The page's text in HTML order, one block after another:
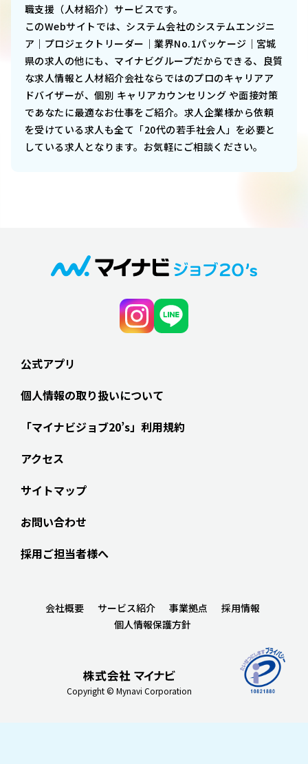
職支援（人材紹介）サービスです。
このWebサイトでは、 システム会社のシステムエンジニ
ア｜プロジェクトリーダー｜業界No.1パッケージ｜宮城
県の求人の他にも、マイナビグループだからできる、良質
な求人情報と人材紹介会社ならではのプロのキャリアア
ドバイザーが、個別 キャリアカウンセリング や面接対策
であなたに最適なお仕事をご紹介。求人企業様から依頼
を受けている求人も全て「20代の若手社会人」を必要と
している求人となります。お気軽にご相談ください。
公式アプリ
個人情報の取り扱いについて
「マイナビジョブ20’s」利用規約
アクセス
サイトマップ
お問い合わせ
採用ご担当者様へ
Copyright © Mynavi Corporation
会社概要 サービス紹介 事業拠点
採用情報
個人情報保護方針